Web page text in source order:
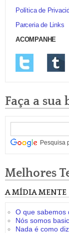
Política de
Parceria de Links
ACOMPANHE
Faça a sua
Pesquisa
Melhores
A MÍDIA MENTE
O que sabemos
Nós somos
Nada é como